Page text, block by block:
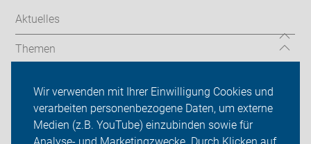
Wir verwenden mit Ihrer Einwilligung Cookies und
verarbeiten personenbezogene Daten, um externe
Medien (z.B. YouTube) einzubinden sowie für
Aktuelles
Themen
ADFC Dachau